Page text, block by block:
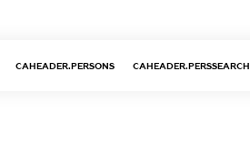
CAHEADER.PERSONS CAHEADER.PERSSEARCH